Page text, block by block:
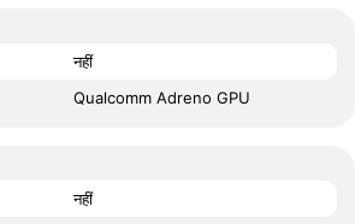
नहीं
Qualcomm Adreno GPU
नहीं